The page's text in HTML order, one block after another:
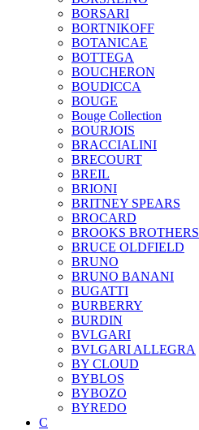
BORSARI
BORTNIKOFF
BOTANICAE
BOTTEGA
BOUCHERON
BOUDICCA
BOUGE
Bouge Collection
BOURJOIS
BRACCIALINI
BRECOURT
BREIL
BRIONI
BRITNEY SPEARS
BROCARD
BROOKS BROTHERS
BRUCE OLDFIELD
BRUNO
BRUNO BANANI
BUGATTI
BURBERRY
BURDIN
BVLGARI
BVLGARI ALLEGRA
BY CLOUD
BYBLOS
BYBOZO
BYREDO
C